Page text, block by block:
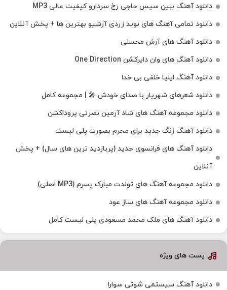
دانلود آهنگ ببین سیس حاجی رخ سردارو کیفیت عالی MP3
دانلود تمامی آهنگ های نوید زردی آرشیو بهترین ها + پخش آنلاین
دانلود آهنگ های آرش محسنی
دانلود آهنگ های وان دایرکشن One Direction
دانلود آهنگ ایلیا خلفی بی خدا
دانلود شعرهای شهریار با صدای خودش 🎤 | مجموعه کامل
دانلود مجموعه آهنگ های شاد آرمین نصرتی پروداکشن
دانلود آهنگ زنگ جدید برای محرم بصورت پلی لیست
دانلود آهنگ های فرانسوی جدید (پربازدید ترین های سال) + پخش
آنلاین
دانلود مجموعه آهنگ های تولدت مبارک پسرم (MP3 اصلی)
دانلود مجموعه آهنگ های ساز عود
دانلود آهنگ های ملک‌ محمد مسعودی پلی لیست کامل
پست های ویژه
دانلود آهنگ سیستمی شوتی سوارا